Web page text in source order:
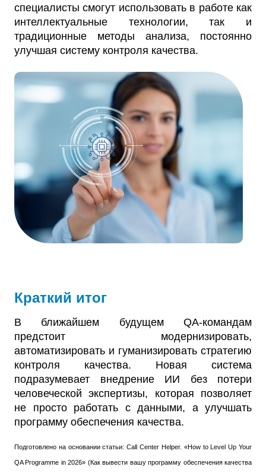
специалисты смогут использовать в работе как
интеллектуальные технологии, так и
традиционные методы анализа, постоянно
улучшая систему контроля качества.
Краткий итог
В ближайшем будущем QA-командам
предстоит модернизировать,
автоматизировать и гуманизировать стратегию
контроля качества. Новая система
подразумевает внедрение ИИ без потери
человеческой экспертизы, которая позволяет
не просто работать с данными, а улучшать
программу обеспечения качества.
Подготовлено на основании статьи: Call Center Helper. «How to Level Up Your
QA Programme in 2026» (Как вывести вашу программу обеспечения качества